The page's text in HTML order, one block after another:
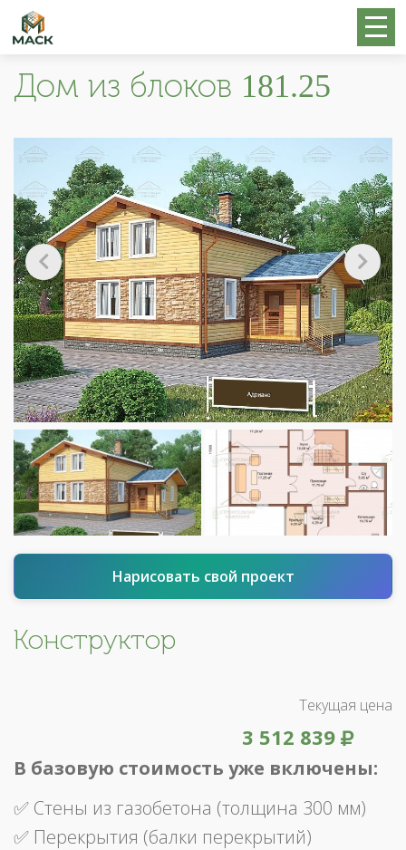
Дом из блоков 181.25
Нарисовать свой проект
Конструктор
Текущая цена
3 512 839
В базовую стоимость уже включены:
✅ Стены из газобетона (толщина 300 мм)
✅ Перекрытия (балки перекрытий)